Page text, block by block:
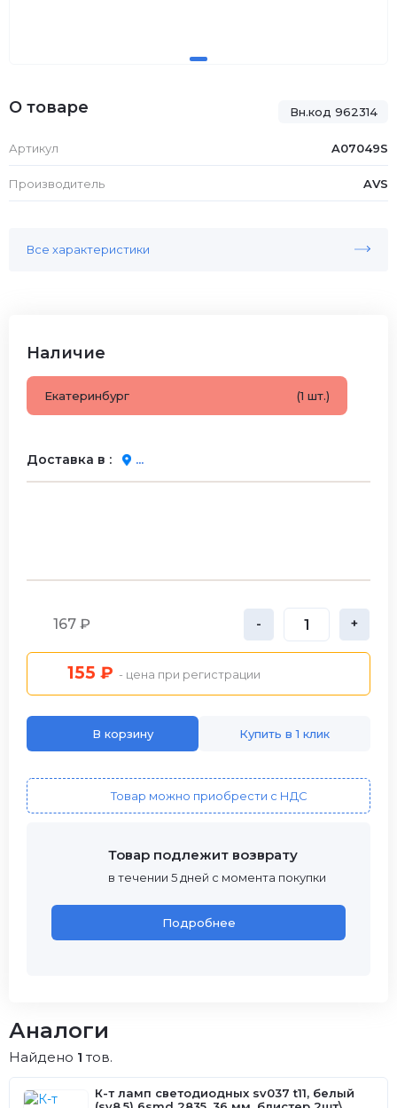
Вн.код 962314
О товаре
Артикул A07049S
Производитель AVS
Все характеристики
Наличие
Екатеринбург (1 шт.)
Доставка в : ...
167 ₽ - +
155 ₽ - цена при регистрации
В корзину Купить в 1 клик
Товар можно приобрести с НДС
Товар подлежит возврату
в течении 5 дней с момента покупки
Подробнее
Аналоги
Найдено 1 тов.
К-т ламп светодиодных sv037 t11, белый